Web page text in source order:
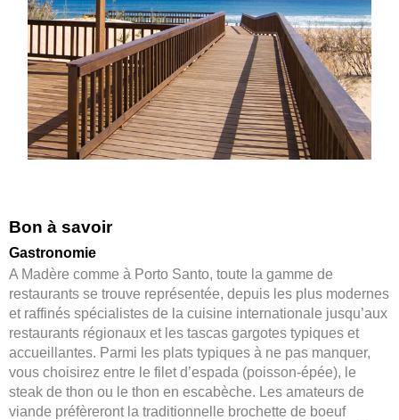
Bon à savoir
Gastronomie
A Madère comme à Porto Santo, toute la gamme de
restaurants se trouve représentée, depuis les plus modernes
et raffinés spécialistes de la cuisine internationale jusqu’aux
restaurants régionaux et les tascas gargotes typiques et
accueillantes. Parmi les plats typiques à ne pas manquer,
vous choisirez entre le filet d’espada (poisson-épée), le
steak de thon ou le thon en escabèche. Les amateurs de
viande préfèreront la traditionnelle brochette de boeuf